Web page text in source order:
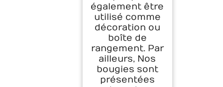
également être
utilisé comme
décoration ou
boîte de
rangement. Par
ailleurs, Nos
bougies sont
présentées